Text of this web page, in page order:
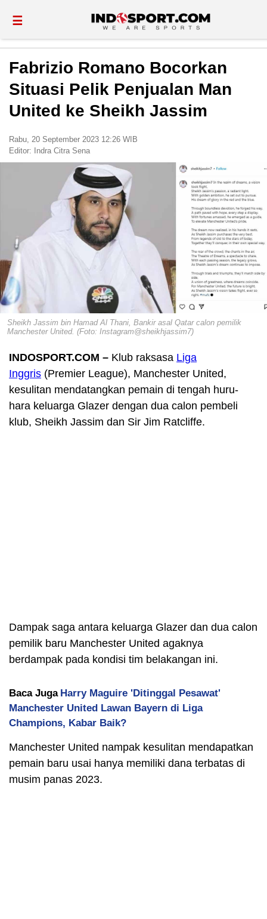
☰
Fabrizio Romano Bocorkan
Situasi Pelik Penjualan Man
United ke Sheikh Jassim
Rabu, 20 September 2023 12:26 WIB
Editor:
Indra Citra Sena
Sheikh Jassim bin Hamad Al Thani, Bankir asal Qatar calon pemilik
Manchester United. (Foto: Instagram@sheikhjassim7)
INDOSPORT.COM – Klub raksasa Liga
Inggris (Premier League), Manchester United,
kesulitan mendatangkan pemain di tengah huru-
hara keluarga Glazer dengan dua calon pembeli
klub, Sheikh Jassim dan Sir Jim Ratcliffe.
Dampak saga antara keluarga Glazer dan dua calon
pemilik baru Manchester United agaknya
berdampak pada kondisi tim belakangan ini.
Baca Juga Harry Maguire 'Ditinggal Pesawat'
Manchester United Lawan Bayern di Liga
Champions, Kabar Baik?
Manchester United nampak kesulitan mendapatkan
pemain baru usai hanya memiliki dana terbatas di
musim panas 2023.